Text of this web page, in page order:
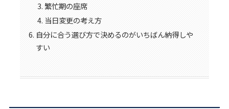
繁忙期の座席
当日変更の考え方
自分に合う選び方で決めるのがいちばん納得しや
すい